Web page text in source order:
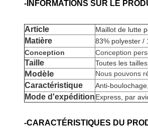
-INFORMATIONS SUR LE
Article Maillot de lutte
Matière
83% polyester /
Conception
Conception
Taille Toutes les
Modèle Nous pouvons
Caractéristique Anti-
Mode d'expéditionExpress, par
-CARACTÉRISTIQUES DU